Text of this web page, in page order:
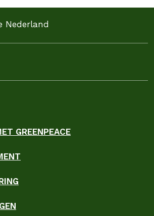
Visserij, Voedselzekerheid…
Nederland
GREENPEACE